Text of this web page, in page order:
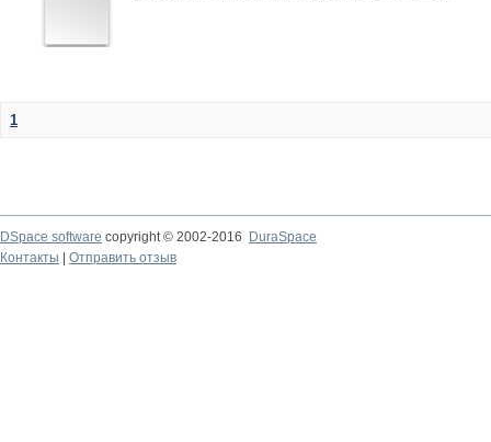
1
DSpace software copyright © 2002-2016
DuraSpace
Контакты
Отправить отзыв